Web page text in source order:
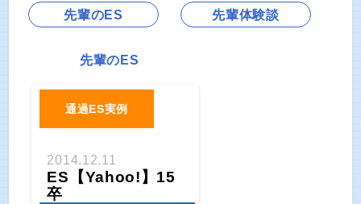
先輩のES 先輩体験談
先輩のES
通過ES実例
2014.12.11
ES【Yahoo!】15
卒